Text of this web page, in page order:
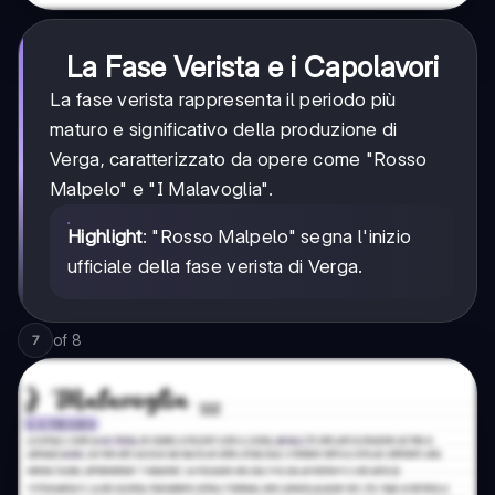
La Fase Verista e i Capolavori
La fase verista rappresenta il periodo più
maturo e significativo della produzione di
Verga, caratterizzato da opere come "Rosso
Malpelo" e "I Malavoglia".
Highlight: "Rosso Malpelo" segna l'inizio
ufficiale della fase verista di Verga.
7 of 8